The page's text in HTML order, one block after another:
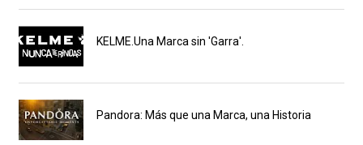
KELME.Una Marca sin 'Garra'.
Pandora: Más que una Marca, una Historia